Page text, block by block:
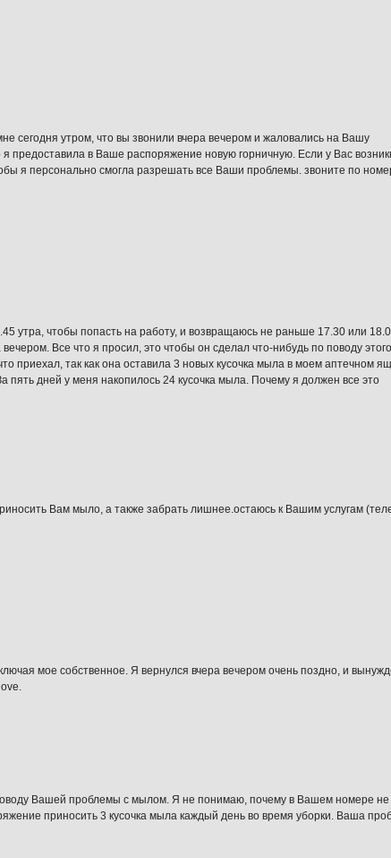
сегодня утром, что вы звонили вчера вечером и жаловались на Вашу
предоставила в Ваше распоряжение новую горничную. Если у Вас
я персонально смогла разрешать все Ваши проблемы. звоните по
утра, чтобы попасть на работу, и возвращаюсь не раньше 17.30 или
Все что я просил, это чтобы он сделал что-нибудь по поводу
приехал, так как она оставила 3 новых кусочка мыла в моем аптечном
пять дней у меня накопилось 24 кусочка мыла. Почему я должен все это
Вам мыло, а также забрать лишнее.остаюсь к Вашим услугам
мое собственное. Я вернулся вчера вечером очень поздно, и
Вашей проблемы с мылом. Я не понимаю, почему в Вашем номере не
приносить 3 кусочка мыла каждый день во время уборки. Ваша